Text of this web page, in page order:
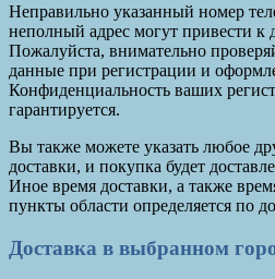
Неправильно указанный номер
неполный адрес могут привести к
Пожалуйста, внимательно
данные при регистрации и
Конфиденциальность ваших
гарантируется.
Вы также можете указать любое
доставки, и покупка будет
Иное время доставки, а также
пункты области определяется по
Доставка в выбранном